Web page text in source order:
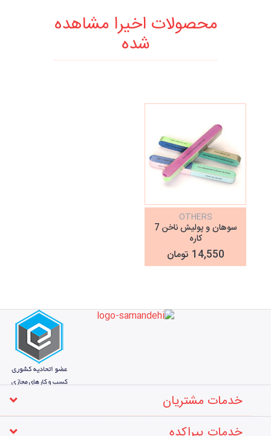
محصولات اخیرا مشاهده
شده
OTHERS
سوهان و پولیش ناخن 7
کاره
14,550 تومان
خدمات مشتریان